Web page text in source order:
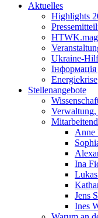
Aktuelles
Highlights
Ukraine-
Інформація
Energiekrise
Stellenangebote
Anne
Ina
Jens
Ines